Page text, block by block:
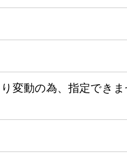
変動の為、指定でき